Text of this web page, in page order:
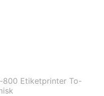
800 Etiketprinter To-